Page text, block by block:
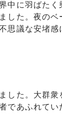
中に羽ばた
した。夜の
思議な安堵感
した。大群
であふれてい